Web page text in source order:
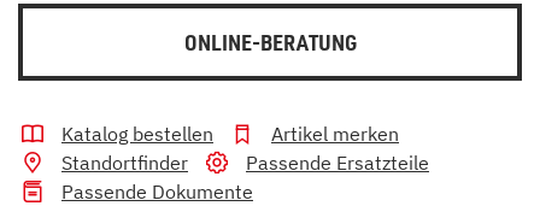
ONLINE-BERATUNG
Katalog bestellen
Artikel merken
Standortfinder
Passende Ersatzteile
Passende Dokumente